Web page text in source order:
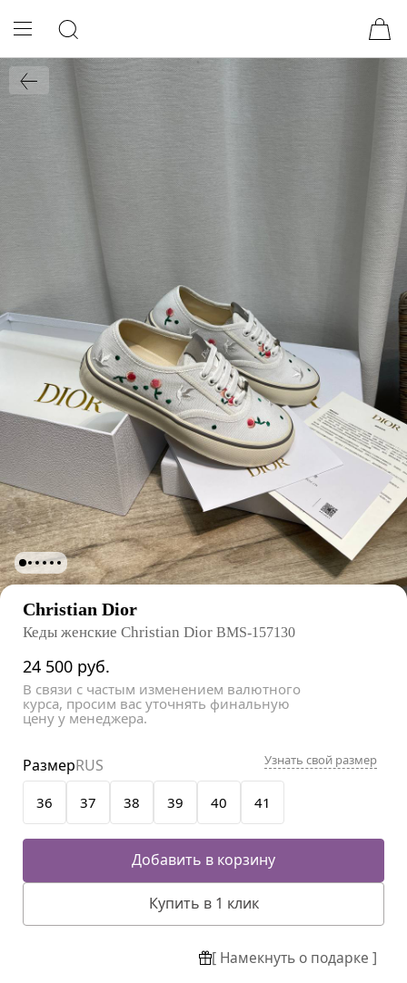
Christian Dior
Кеды женские Christian Dior BMS-157130
24 500 руб.
В связи с частым изменением валютного
курса, просим вас уточнять финальную
цену у менеджера.
36 37 38 39 40 41
РазмерRUS Узнать свой размер
Добавить в корзину
Купить в 1 клик
[ Намекнуть о подарке ]